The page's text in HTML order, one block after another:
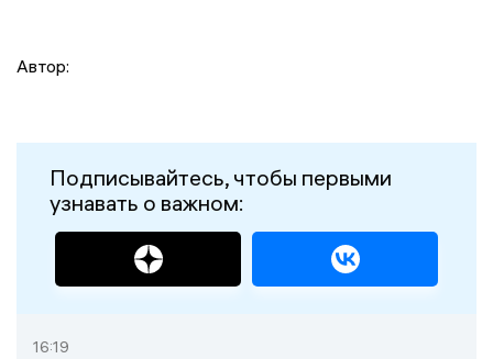
Автор:
Подписывайтесь, чтобы первыми
узнавать о важном:
16:19